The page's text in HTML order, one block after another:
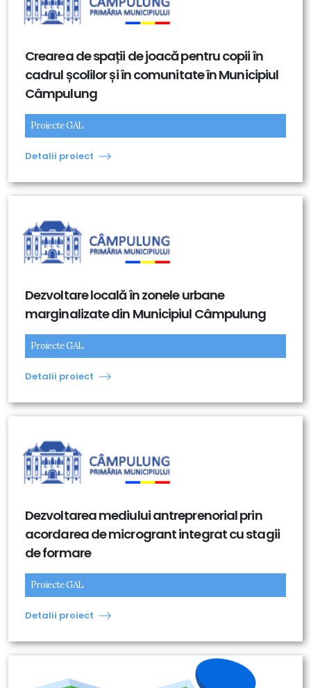
Crearea de spații de joacă pentru copii în
cadrul școlilor și în comunitate în Municipiul
Câmpulung
Proiecte GAL
Detalii proiect
Dezvoltare locală în zonele urbane
marginalizate din Municipiul Câmpulung
Proiecte GAL
Detalii proiect
Dezvoltarea mediului antreprenorial prin
acordarea de microgrant integrat cu stagii
de formare
Proiecte GAL
Detalii proiect